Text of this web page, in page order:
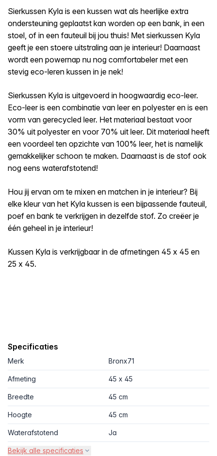
Sierkussen Kyla is een kussen wat als heerlijke extra
ondersteuning geplaatst kan worden op een bank, in een
stoel, of in een fauteuil bij jou thuis! Met sierkussen Kyla
geeft je een stoere uitstraling aan je interieur! Daarnaast
wordt een powernap nu nog comfortabeler met een
stevig eco-leren kussen in je nek!
Sierkussen Kyla is uitgevoerd in hoogwaardig eco-leer.
Eco-leer is een combinatie van leer en polyester en is een
vorm van gerecycled leer. Het materiaal bestaat voor
30% uit polyester en voor 70% uit leer. Dit materiaal heeft
een voordeel ten opzichte van 100% leer, het is namelijk
gemakkelijker schoon te maken. Daarnaast is de stof ook
nog eens waterafstotend!
Hou jij ervan om te mixen en matchen in je interieur? Bij
elke kleur van het Kyla kussen is een bijpassende fauteuil,
poef en bank te verkrijgen in dezelfde stof. Zo creëer je
één geheel in je interieur!
Kussen Kyla is verkrijgbaar in de afmetingen 45 x 45 en
25 x 45.
Specificaties
Merk Bronx71
Afmeting 45 x 45
Breedte 45 cm
Hoogte 45 cm
Waterafstotend Ja
Bekijk alle specificaties